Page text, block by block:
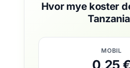
Hvor mye koster
MOBIL
0,25